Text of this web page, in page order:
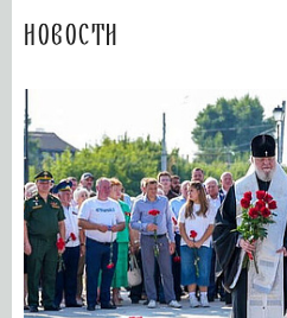
Новости